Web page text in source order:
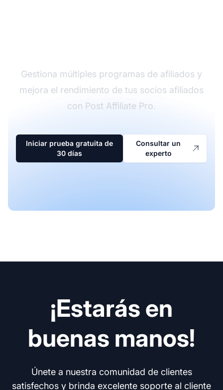
Gestiona múltiples programas de afiliados y
mejora el rendimiento de tus socios afiliados
con Post Affiliate Pro.
Iniciar prueba gratuita de
30 días
Consultar un
experto
¡Estarás en
buenas manos!
Únete a nuestra comunidad de clientes
satisfechos y brinda excelente soporte al cliente